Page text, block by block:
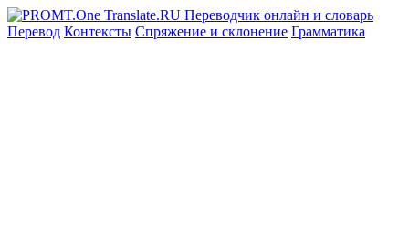
Перевод Контексты Спряжение и склонение Грамматика